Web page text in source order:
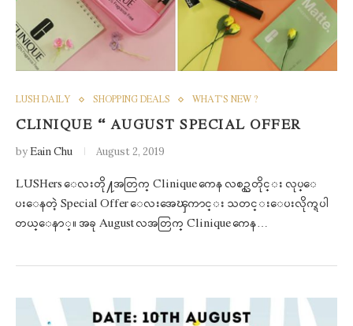
LUSH DAILY SHOPPING DEALS WHAT'S NEW ?
CLINIQUE – AUGUST SPECIAL OFFER
byEain Chu August 2, 2019
LUSHers ေလးတို႔အတြက္ Clinique ကေန လစဥ္လတိုင္း လုပ္ေ
ပးေနတဲ့ Special Offer ေလးအေၾကာင္း သတင္းေပးလိုက္ရပါ
တယ္ေနာ္။ အခု August လအတြက္ Clinique ကေန…